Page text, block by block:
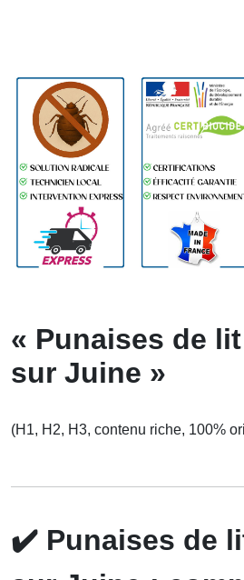
« Punaises de
sur Juine »
(H1, H2, H3, contenu riche, 100%
✔️ Punaises de